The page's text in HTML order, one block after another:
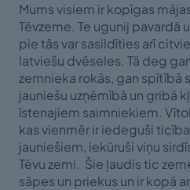
Mums visiem ir kopīgas
Tēvzeme. Te ugunij pavardā
pie tās var sasildīties arī
latviešu dvēseles. Tā deg
zemnieka rokās, gan spītībā
jauniešu uzņēmībā un gribā
īstenajiem saimniekiem.
kas vienmēr ir iedeguši
jauniešiem, iekūruši viņu
Tēvu zemi. Šie ļaudis tic
sāpes un priekus un ir kopā